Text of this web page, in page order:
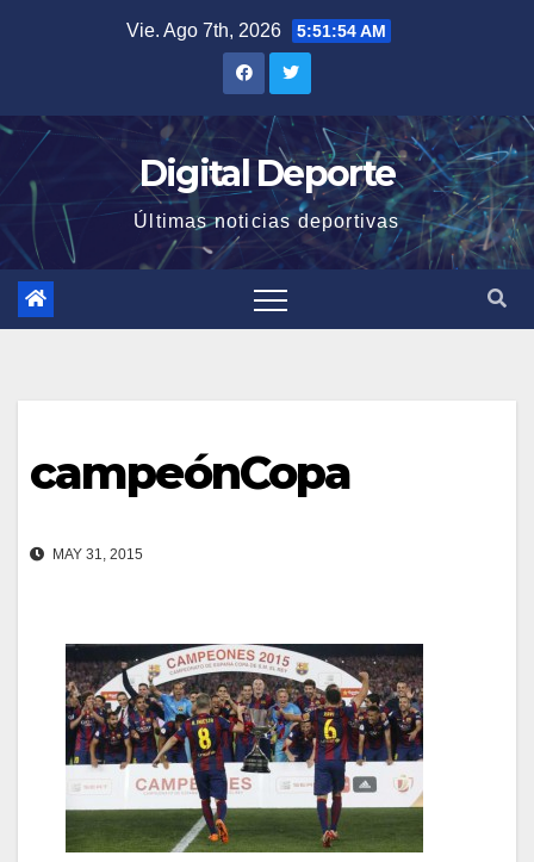
Vie. Ago 7th, 2026 5:51:55 AM
Digital Deporte
Últimas noticias deportivas
campeónCopa
MAY 31, 2015